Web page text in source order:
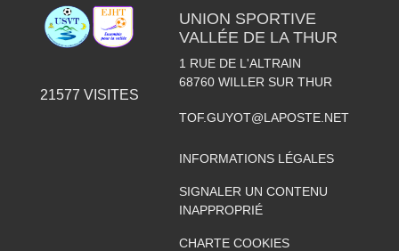
21577 VISITES
UNION SPORTIVE
VALLÉE DE LA THUR
1 RUE DE L'ALTRAIN
68760 WILLER SUR THUR
TOF.GUYOT@LAPOSTE.NET
INFORMATIONS LÉGALES
SIGNALER UN CONTENU
INAPPROPRIÉ
CHARTE COOKIES